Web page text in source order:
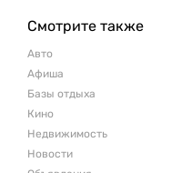
Смотрите также
Авто
Афиша
Базы отдыха
Кино
Недвижимость
Новости